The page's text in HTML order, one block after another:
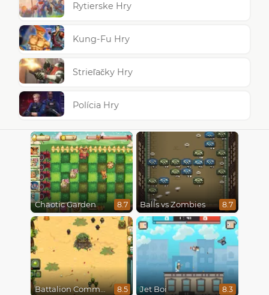
Rytierske Hry
Kung-Fu Hry
Strieľačky Hry
Polícia Hry
Chaotic Garden 8.7 Balls vs Zombies 8.7
Battalion Commander 8.5 Jet Boi 8.3